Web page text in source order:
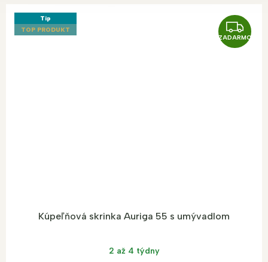
Tip
TOP PRODUKT
Z
A
ZADARMO
Kúpeľňová skrinka Auriga 55 s umývadlom
2 až 4 týdny